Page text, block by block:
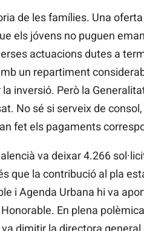
de les famílies. Una
els jóvens no puguen
actuacions dutes a
un repartiment
inversió. Però la
No sé si serveix de
fet els pagaments
va deixar 4.266
que la contribució al pla
i Agenda Urbana hi va
En plena
dimitir la directora general